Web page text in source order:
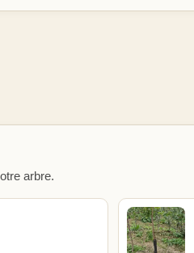
arbre.